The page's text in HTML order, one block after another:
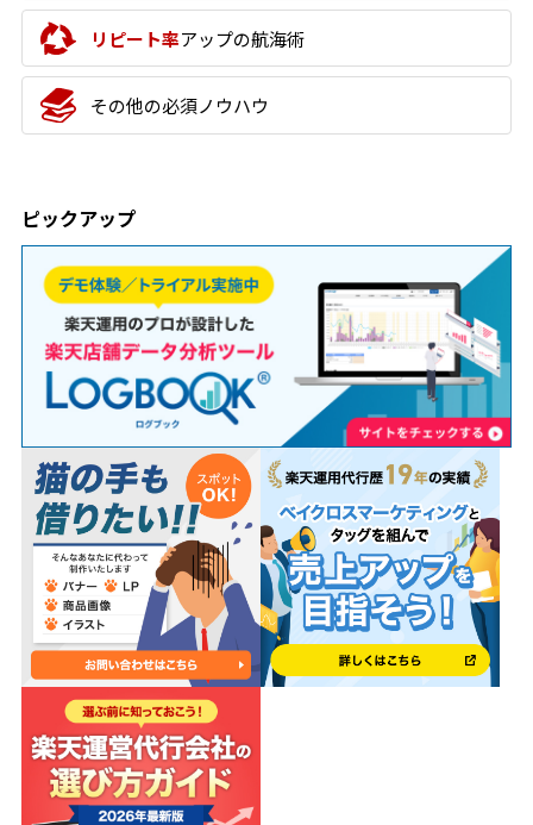
リピート率アップの航海術
その他の必須ノウハウ
ピックアップ